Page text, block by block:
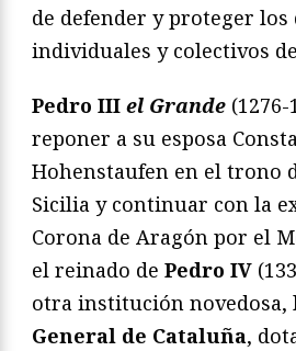
de defender y proteger los
individuales y colectivos
Pedro III el Grande
reponer a su esposa
Hohenstaufen en el trono
Sicilia y continuar con la
Corona de Aragón por el
el reinado de Pedro IV
otra institución novedosa,
General de Cataluña,